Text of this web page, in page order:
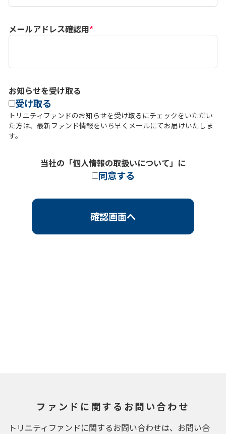
メールアドレス確認用*
お知らせを受け取る
受け取る
トリニティファンドのお知らせを受け取るにチェックをいただい
た方は、最新ファンド情報をいち早くメールにてお届けいたしま
す。
当社の「個人情報の取扱いについて」に
同意する
確認画面へ
ファンドに関するお問い合わせ
トリニティファンドに関するお問い合わせは、お問い合